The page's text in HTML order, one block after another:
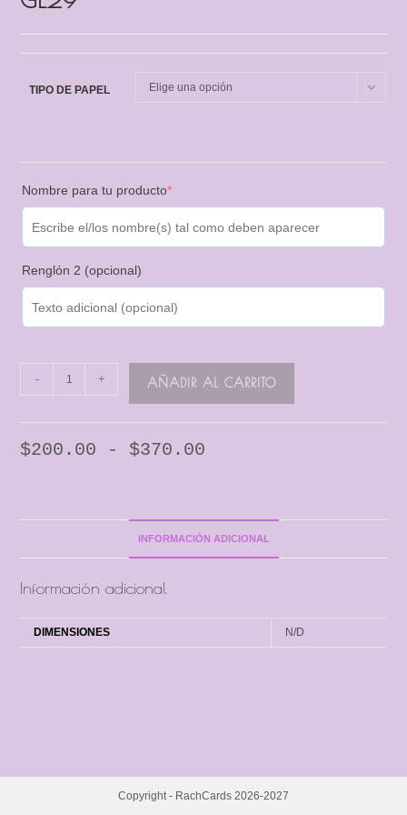
TIPO DE PAPEL Elige una opción
Nombre para tu producto*
Renglón 2 (opcional)
- + AÑADIR AL CARRITO
$200.00 - $370.00
INFORMACIÓN ADICIONAL
Información adicional
DIMENSIONES N/D
Copyright - RachCards 2026-2027